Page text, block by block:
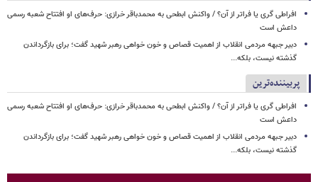
افراطی گری یا فراتر از آن؟ / واکنش ابطحی به محمدباقر خرازی: حرف‌های او افتتاح شعبه رسمی
داعش است
دبیر جبهه مردمی انقلاب از اهمیت قصاص و خون خواهی رهبر شهید گفت؛ برای بازگرداندن
گذشته نیست، بلکه...
پربیننده‌ترین
افراطی گری یا فراتر از آن؟ / واکنش ابطحی به محمدباقر خرازی: حرف‌های او افتتاح شعبه رسمی
داعش است
دبیر جبهه مردمی انقلاب از اهمیت قصاص و خون خواهی رهبر شهید گفت؛ برای بازگرداندن
گذشته نیست، بلکه...